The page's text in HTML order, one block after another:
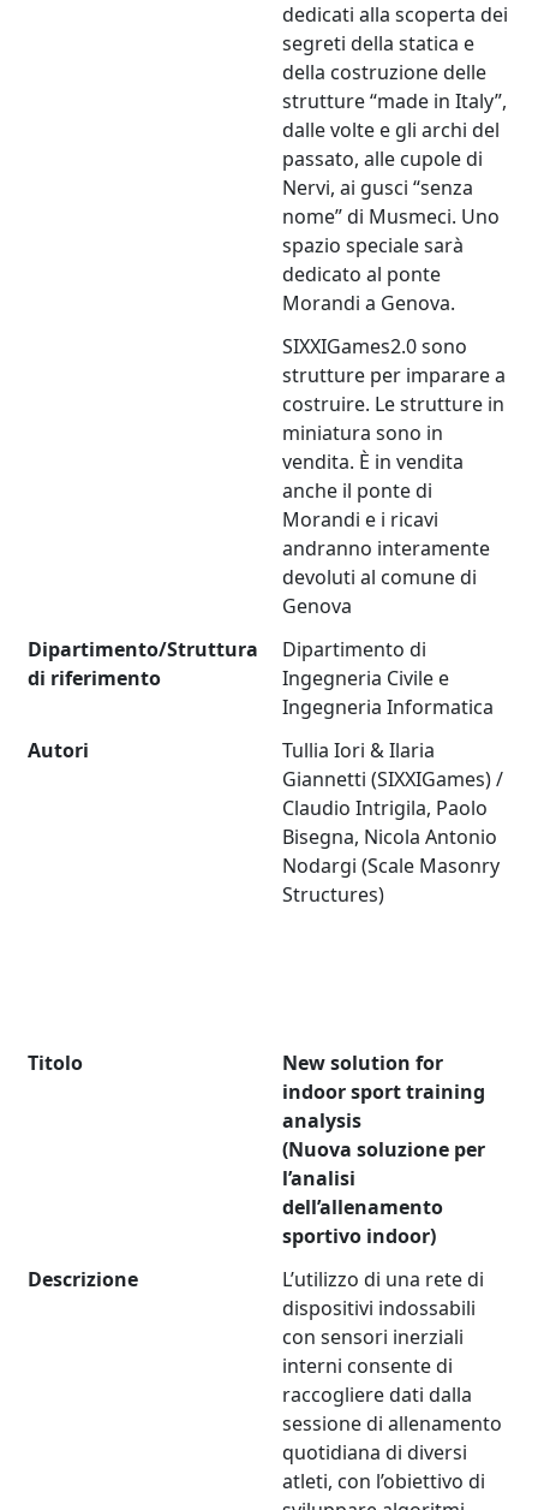
dedicati alla scoperta dei
segreti della statica e
della costruzione delle
strutture “made in Italy”,
dalle volte e gli archi del
passato, alle cupole di
Nervi, ai gusci “senza
nome” di Musmeci. Uno
spazio speciale sarà
dedicato al ponte
Morandi a Genova.
SIXXIGames2.0 sono
strutture per imparare a
costruire. Le strutture in
miniatura sono in
vendita. È in vendita
anche il ponte di
Morandi e i ricavi
andranno interamente
devoluti al comune di
Genova
Dipartimento/Struttura
di riferimento
Dipartimento di
Ingegneria Civile e
Ingegneria Informatica
Autori
Tullia Iori & Ilaria
Giannetti (SIXXIGames) /
Claudio Intrigila, Paolo
Bisegna, Nicola Antonio
Nodargi (Scale Masonry
Structures)
Titolo
New solution for
indoor sport training
analysis
(Nuova soluzione per
l’analisi
dell’allenamento
sportivo indoor)
Descrizione
L’utilizzo di una rete di
dispositivi indossabili
con sensori inerziali
interni consente di
raccogliere dati dalla
sessione di allenamento
quotidiana di diversi
atleti, con l’obiettivo di